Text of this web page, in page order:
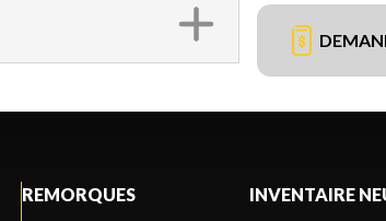
REMORQUES INVENTAIRE